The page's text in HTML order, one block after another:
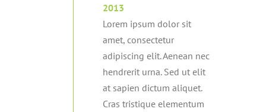
2013
Lorem ipsum dolor sit
amet, consectetur
adipiscing elit. Aenean nec
hendrerit urna. Sed ut elit
at sapien dictum aliquet.
Cras tristique elementum